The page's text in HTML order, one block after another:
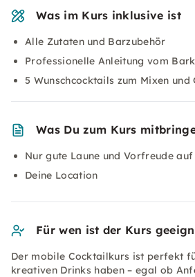
Was im Kurs inklusive ist
Alle Zutaten und Barzubehör
Professionelle Anleitung vom
5 Wunschcocktails zum Mixen und
Was Du zum Kurs
Nur gute Laune und Vorfreude
Deine Location
Für wen ist der Kurs
Der mobile Cocktailkurs ist perfekt
kreativen Drinks haben – egal ob